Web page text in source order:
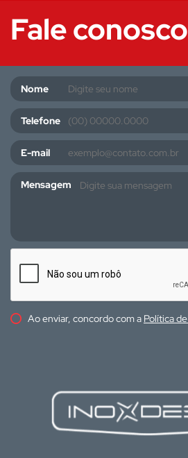
Fale conosco
Nome
Telefone
E-mail
Mensagem
Ao enviar, concordo com a Política